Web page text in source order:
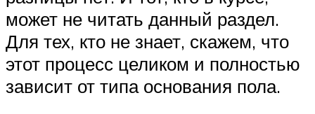
может не читать данный раздел.
Для тех, кто не знает, скажем, что
этот процесс целиком и полностью
зависит от типа основания пола.